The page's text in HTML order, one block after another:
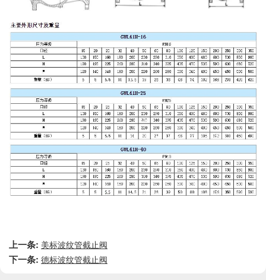
上一条: 美标波纹管截止阀
下一条: 德标波纹管截止阀